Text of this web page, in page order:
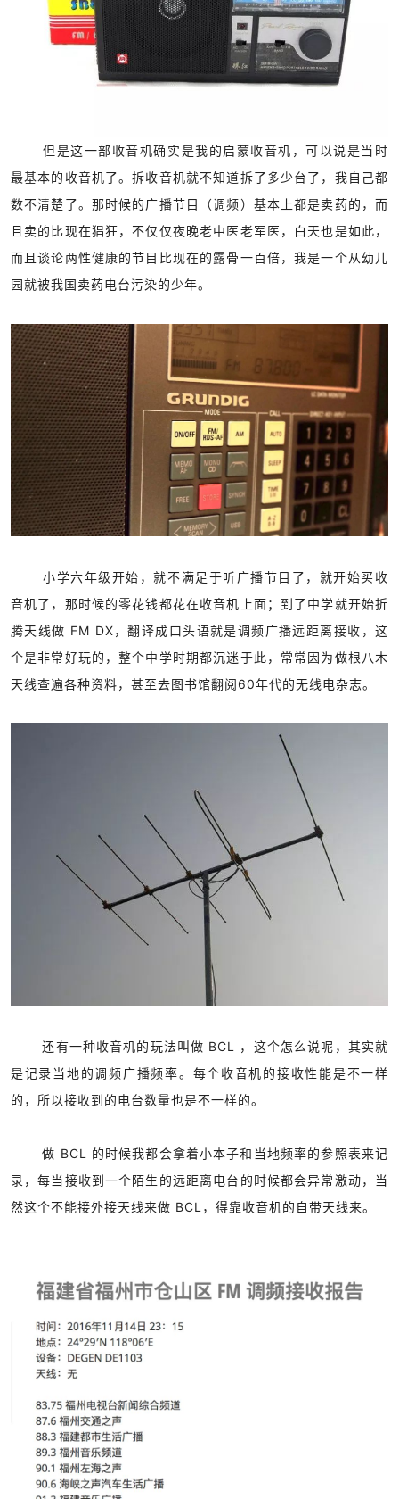
但是这一部收音机确实是我的启蒙收音机，可以说是当时
最基本的收音机了。拆收音机就不知道拆了多少台了，我自己都
数不清楚了。那时候的广播节目（调频）基本上都是卖药的，而
且卖的比现在猖狂，不仅仅夜晚老中医老军医，白天也是如此，
而且谈论两性健康的节目比现在的露骨一百倍，我是一个从幼儿
园就被我国卖药电台污染的少年。
小学六年级开始，就不满足于听广播节目了，就开始买收
音机了，那时候的零花钱都花在收音机上面；到了中学就开始折
腾天线做 FM DX，翻译成口头语就是调频广播远距离接收，这
个是非常好玩的，整个中学时期都沉迷于此，常常因为做根八木
天线查遍各种资料，甚至去图书馆翻阅60年代的无线电杂志。
还有一种收音机的玩法叫做 BCL ，这个怎么说呢，其实就
是记录当地的调频广播频率。每个收音机的接收性能是不一样
的，所以接收到的电台数量也是不一样的。
做 BCL 的时候我都会拿着小本子和当地频率的参照表来记
录，每当接收到一个陌生的远距离电台的时候都会异常激动，当
然这个不能接外接天线来做 BCL，得靠收音机的自带天线来。